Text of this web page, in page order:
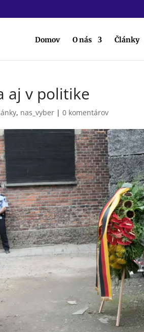
Domov O nás Články
aj v politike
, nas_vyber |0 komentárov